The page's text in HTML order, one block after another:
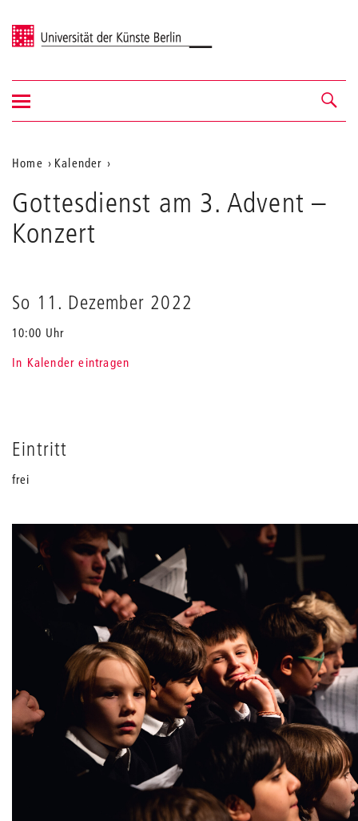
Universität der Künste Berlin
Navigation &
Suche
Navigation
ein-/ausblenden
Aktuelle
Position
auf
der
Home
Kalender
3.
Gottesdienst am 3. Advent –
Konzert
So 11. Dezember 2022
10:00 Uhr
In Kalender eintragen
Eintritt
frei